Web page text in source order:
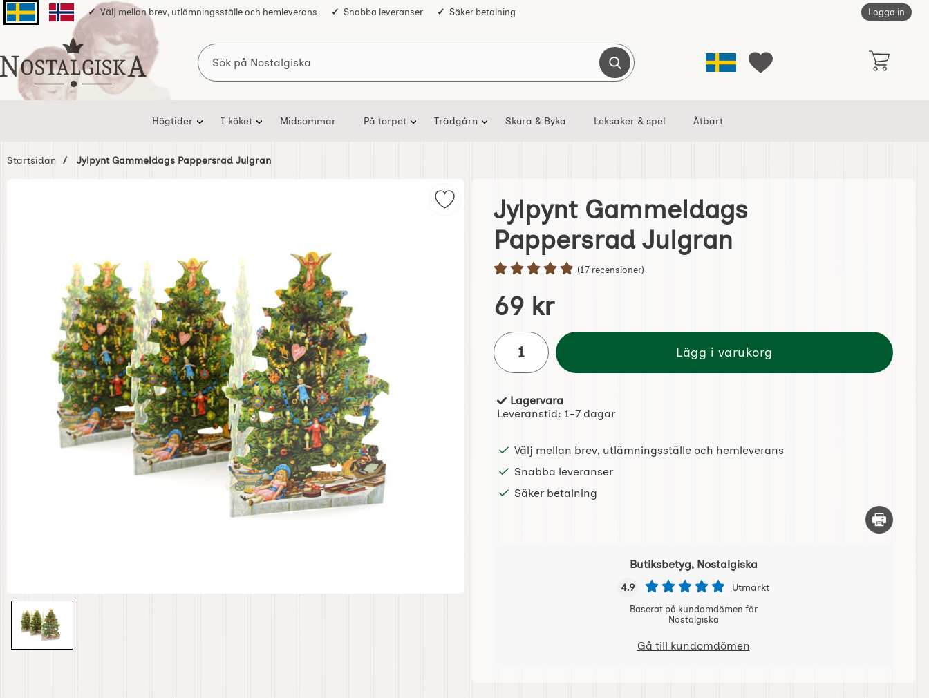
Svenska sidanNorska sidan
Välj mellan brev, utlämningsställe och hemleverans Snabba leveranser Säker betalning Logga in
Startsidan för Nostalgiska Sverige Mina favoriter
Sök
Genomför sökning
Högtider I köket Midsommar På torpet Trädgårn Skura & Byka Leksaker & spel Ätbart
Startsidan Jylpynt Gammeldags Pappersrad Julgran
Markera jylpynt Gammeldags Pappersrad Julgran som favorit
Jylpynt Gammeldags
Pappersrad Julgran
Betyg: 4.9 stjärnor av 5
(17 recensioner)
Handla denna produkt Jylpynt Gammeldags Pappersrad Julgran
pris
69 kr
antal
Lägg i varukorg
Tillgänglighet:
Lagervara
Leveranstid: 1-7 dagar
Välj mellan brev, utlämningsställe och hemleverans
Snabba leveranser
Säker betalning
Skriv ut
Butiksbetyg, Nostalgiska
4.9 Utmärkt
Baserat på kundomdömen för
Nostalgiska
Gå till kundomdömen